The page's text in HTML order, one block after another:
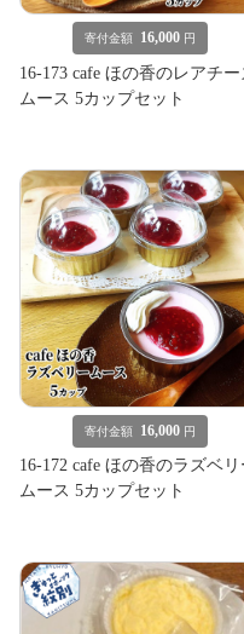
寄付金額 16,000 円
16-173 cafe ほの香のレアチー
ムース 5カップセット
寄付金額 16,000 円
16-172 cafe ほの香のラズベリ
ムース 5カップセット